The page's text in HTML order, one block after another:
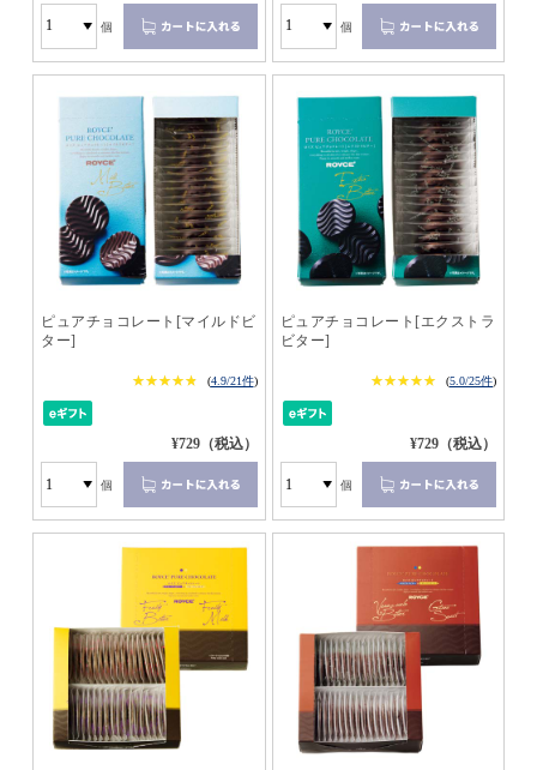
個 個
ピュアチョコレート[マイルドビ
ター]
★★★★★
★★★★★ (4.9/21件)
¥729（税込）
個
ピュアチョコレート[エクストラ
ビター]
★★★★★
★★★★★ (5.0/25件)
¥729（税込）
個